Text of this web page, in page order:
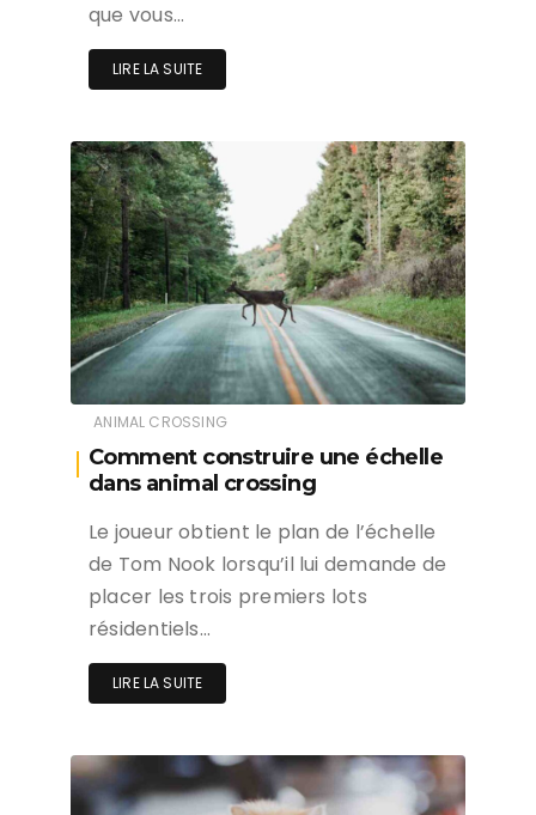
que vous…
LIRE LA SUITE
ANIMAL CROSSING
Comment construire une échelle
dans animal crossing
Le joueur obtient le plan de l’échelle
de Tom Nook lorsqu’il lui demande de
placer les trois premiers lots
résidentiels…
LIRE LA SUITE